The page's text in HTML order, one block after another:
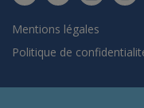
Mentions légales
Politique de